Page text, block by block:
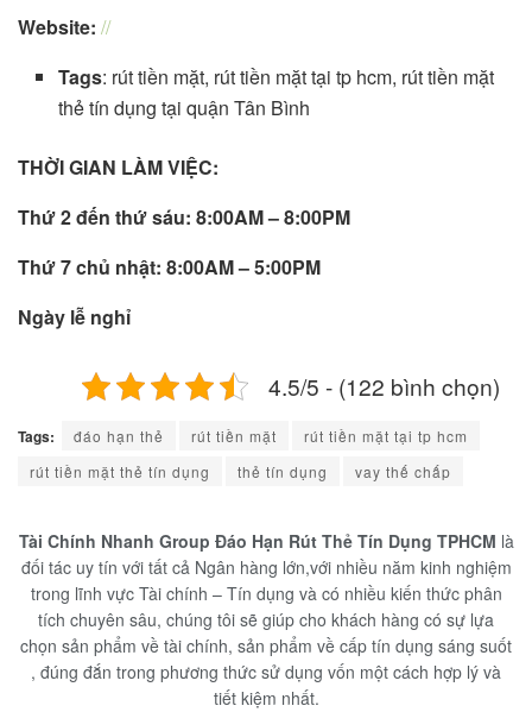
Website: //
Tags: rút tiền mặt, rút tiền mặt tại tp hcm, rút tiền mặt
thẻ tín dụng tại quận Tân Bình
THỜI GIAN LÀM VIỆC:
Thứ 2 đến thứ sáu: 8:00AM – 8:00PM
Thứ 7 chủ nhật: 8:00AM – 5:00PM
Ngày lễ nghỉ
4.5/5 - (122 bình chọn)
Tags: đáo hạn thẻ rút tiền mặt
rút tiền mặt tại tp hcm
rút tiền mặt thẻ tín dụng
thẻ tín dụng vay thế chấp
Tài Chính Nhanh Group Đáo Hạn Rút Thẻ Tín Dụng TPHCM là
đối tác uy tín với tất cả Ngân hàng lớn,với nhiều năm kinh nghiệm
trong lĩnh vực Tài chính – Tín dụng và có nhiều kiến thức phân
tích chuyên sâu, chúng tôi sẽ giúp cho khách hàng có sự lựa
chọn sản phẩm về tài chính, sản phẩm về cấp tín dụng sáng suốt
, đúng đắn trong phương thức sử dụng vốn một cách hợp lý và
tiết kiệm nhất.